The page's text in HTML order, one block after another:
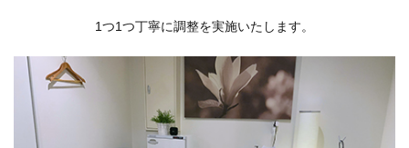
1つ1つ丁寧に調整を実施いたします。